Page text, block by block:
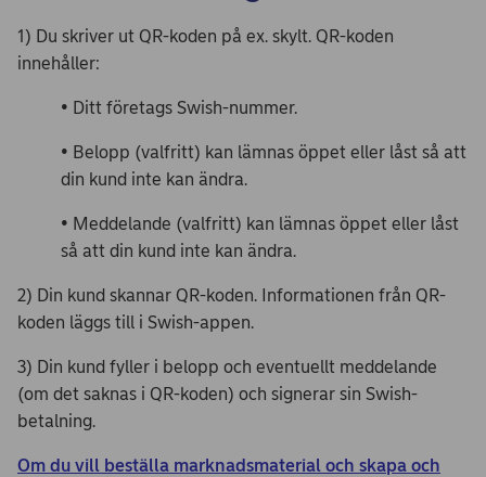
1) Du skriver ut QR-koden på ex. skylt. QR-koden
innehåller:
• Ditt företags Swish-nummer.
• Belopp (valfritt) kan lämnas öppet eller låst så att
din kund inte kan ändra.
• Meddelande (valfritt) kan lämnas öppet eller låst
så att din kund inte kan ändra.
2) Din kund skannar QR-koden. Informationen från QR-
koden läggs till i Swish-appen.
3) Din kund fyller i belopp och eventuellt meddelande
(om det saknas i QR-koden) och signerar sin Swish-
betalning.
Om du vill beställa marknadsmaterial och skapa och